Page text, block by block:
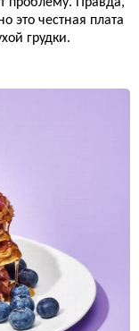
это честная плата
грудки.